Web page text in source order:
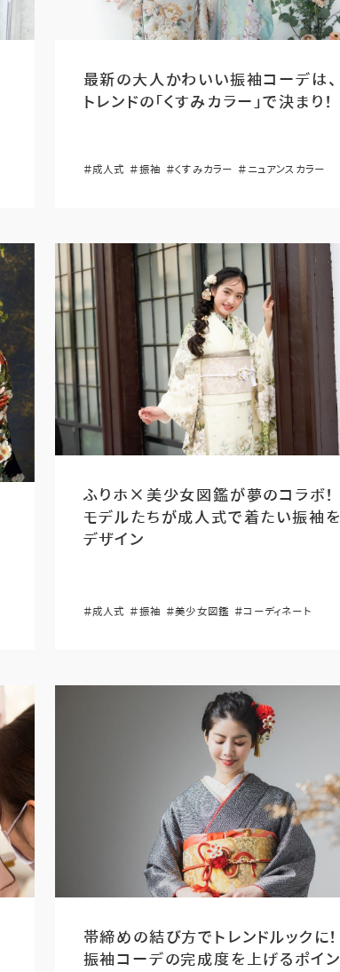
最新の大人かわいい振袖コーデは、
トレンドの「くすみカラー」で決まり！
＃成人式 ＃振袖 ＃くすみカラー ＃ニュアンスカラー
ふりホ×美少女図鑑が夢のコラボ！
モデルたちが成人式で着たい振袖を
デザイン
＃成人式 ＃振袖 ＃美少女図鑑 ＃コーディネート
帯締めの結び方でトレンドルックに！
振袖コーデの完成度を上げるポイン